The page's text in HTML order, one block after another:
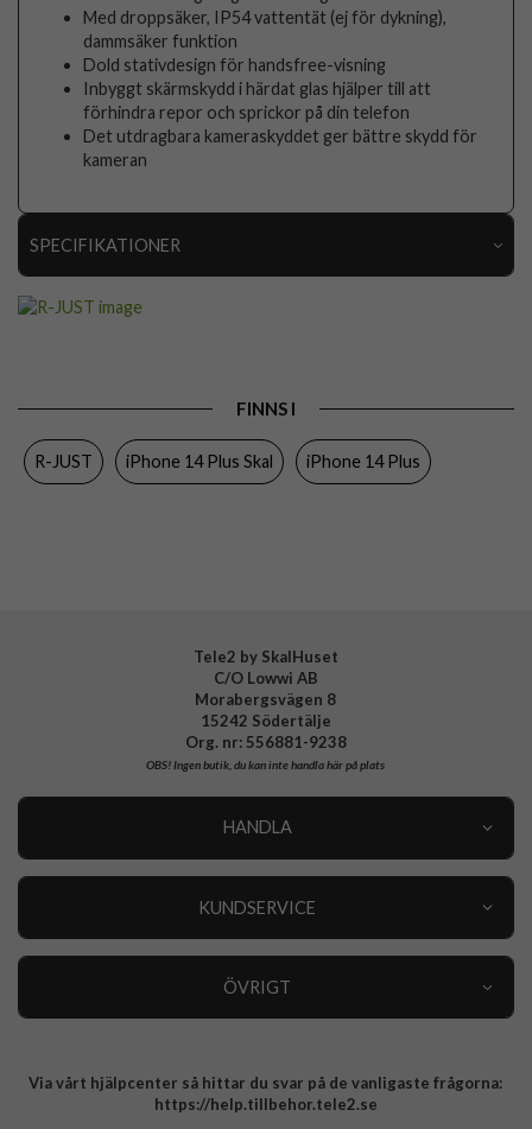
Med droppsäker, IP54 vattentät (ej för dykning),
dammsäker funktion
Dold stativdesign för handsfree-visning
Inbyggt skärmskydd i härdat glas hjälper till att
förhindra repor och sprickor på din telefon
Det utdragbara kameraskyddet ger bättre skydd för
kameran
SPECIFIKATIONER
Inbyggt skärmskydd, Stativfunktion, Stöttålig
Färg
FINNS I
R-JUST iPhone 14 Plus Skal iPhone 14 Plus
Tele2 by SkalHuset
C/O Lowwi AB
Morabergsvägen 8
15242 Södertälje
Org. nr: 556881-9238
OBS!Ingen butik, du kan inte handla här på plats
HANDLA
KUNDSERVICE
ÖVRIGT
Integritetspolicy
Via vårt hjälpcenter så hittar du svar på de vanligaste frågorna:
https://help.tillbehor.tele2.se